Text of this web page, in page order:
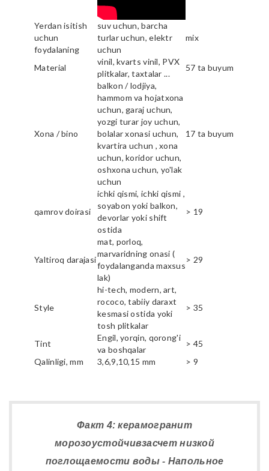
Yerdan isitish
uchun
foydalaning
suv uchun, barcha
turlar uchun, elektr
uchun
mix
Material
vinil, kvarts vinil, PVX
plitkalar, taxtalar ...
57 ta buyum
Xona / bino
balkon / lodjiya,
hammom va hojatxona
uchun, garaj uchun,
yozgi turar joy uchun,
bolalar xonasi uchun,
kvartira uchun , xona
uchun, koridor uchun,
oshxona uchun, yo'lak
uchun
17 ta buyum
qamrov doirasi
ichki qismi, ichki qismi ,
soyabon yoki balkon,
devorlar yoki shift
ostida
> 19
Yaltiroq darajasi
mat, porloq,
marvaridning onasi (
foydalanganda maxsus
lak)
> 29
Style
hi-tech, modern, art,
rococo, tabiiy daraxt
kesmasi ostida yoki
tosh plitkalar
> 35
Tint
Engil, yorqin, qorong'i
va boshqalar
> 45
Qalinligi, mm
3,6,9,10,15 mm > 9
Факт 4: керамогранит
морозоустойчивзасчет низкой
поглощаемости воды - Напольное